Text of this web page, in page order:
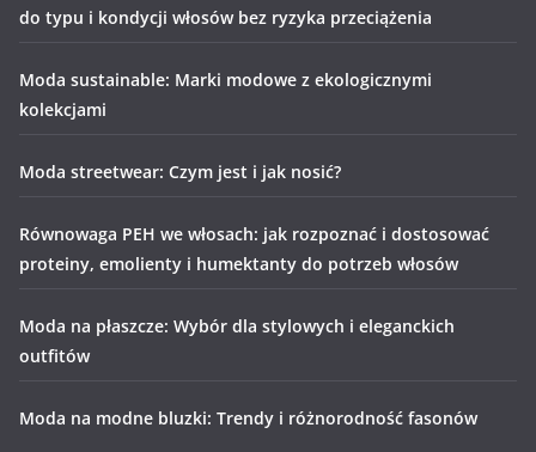
do typu i kondycji włosów bez ryzyka przeciążenia
Moda sustainable: Marki modowe z ekologicznymi
kolekcjami
Moda streetwear: Czym jest i jak nosić?
Równowaga PEH we włosach: jak rozpoznać i dostosować
proteiny, emolienty i humektanty do potrzeb włosów
Moda na płaszcze: Wybór dla stylowych i eleganckich
outfitów
Moda na modne bluzki: Trendy i różnorodność fasonów